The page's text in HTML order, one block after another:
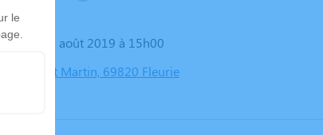
Le lundi 26 août 2019 à 15h00
Église Saint Martin, 69820 Fleurie